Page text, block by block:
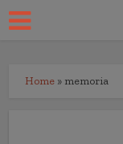
Home » memoria